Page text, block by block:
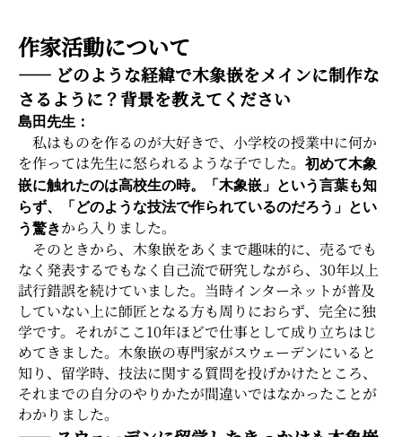
作家活動について
―― どのような経緯で木象嵌をメインに制作な
さるように？背景を教えてください
島田先生：
私はものを作るのが大好きで、小学校の授業中に何か
を作っては先生に怒られるような子でした。
初めて木象
嵌に触れたのは高校生の時。「木象嵌」という言葉も知
らず、「どのような技法で作られているのだろう」とい
う驚きから入りました。
そのときから、木象嵌をあくまで趣味的に、売るでも
なく発表するでもなく自己流で研究しながら、30年以上
試行錯誤を続けていました。当時インターネットが普及
していない上に師匠となる方も周りにおらず、完全に独
学です。それがここ10年ほどで仕事として成り立ちはじ
めてきました。木象嵌の専門家がスウェーデンにいると
知り、留学時、技法に関する質問を投げかけたところ、
それまでの自分のやりかたが間違いではなかったことが
わかりました。